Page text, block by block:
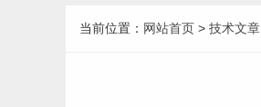
当前位置： 网站首页 > 技术文章